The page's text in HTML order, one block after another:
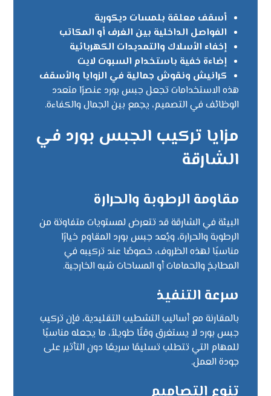
أسقف معلقة بلمسات ديكورية
الفواصل الداخلية بين الغرف أو المكاتب
إخفاء الأسلاك والتمديدات الكهربائية
إضاءة خفية باستخدام السبوت لايت
كرانيش ونقوش جمالية في الزوايا والأسقف
هذه الاستخدامات تجعل جبس بورد عنصرًا متعدد
الوظائف في التصميم، يجمع بين الجمال والكفاءة.
مزايا تركيب الجبس بورد في
الشارقة
مقاومة الرطوبة والحرارة
البيئة في الشارقة قد تتعرض لمستويات متفاوتة من
الرطوبة والحرارة، ويُعد جبس بورد المقاوم خيارًا
مناسبًا لهذه الظروف، خصوصًا عند تركيبه في
المطابخ والحمامات أو المساحات شبه الخارجية.
سرعة التنفيذ
بالمقارنة مع أساليب التشطيب التقليدية، فإن تركيب
جبس بورد لا يستغرق وقتًا طويلاً، ما يجعله مناسبًا
للمهام التي تتطلب تسليمًا سريعًا دون التأثير على
جودة العمل.